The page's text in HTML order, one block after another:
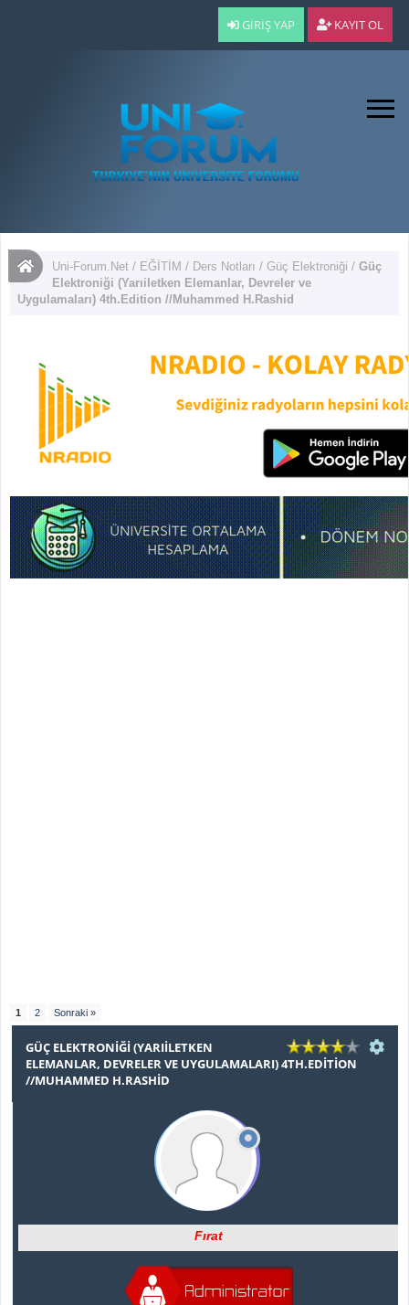
GIRIŞ YAP KAYIT OL
Uni-Forum.Net / EĞİTİM / Ders Notları /Güç Elektroniği /Güç
Elektroniği (Yarıiletken Elemanlar, Devreler ve
Uygulamaları) 4th.Edition //Muhammed H.Rashid
1 2 Sonraki »
GÜÇ ELEKTRONIĞI (YARIILETKEN
ELEMANLAR, DEVRELER VE UYGULAMALARI) 4TH.EDITION
//MUHAMMED H.RASHID
Fırat